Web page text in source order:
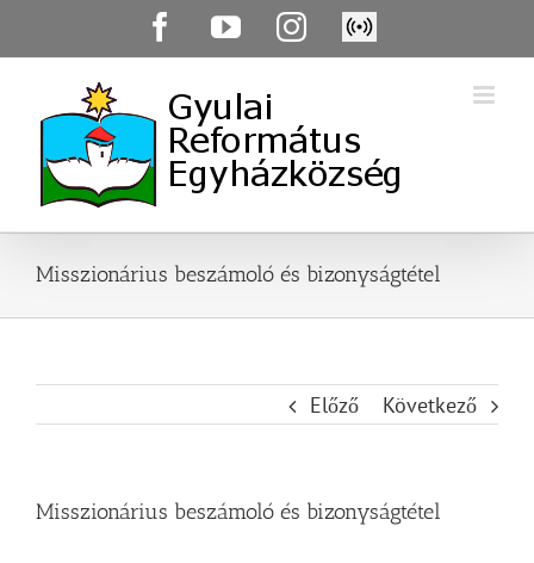
FacebookYouTubeInstagram
Élő
közvetítés
Misszionárius beszámoló és bizonyságtétel
Előző Következő
Misszionárius beszámoló és bizonyságtétel